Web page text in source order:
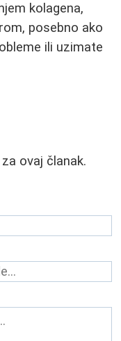
kolagena,
posebno ako
ili uzimate
ovaj članak.